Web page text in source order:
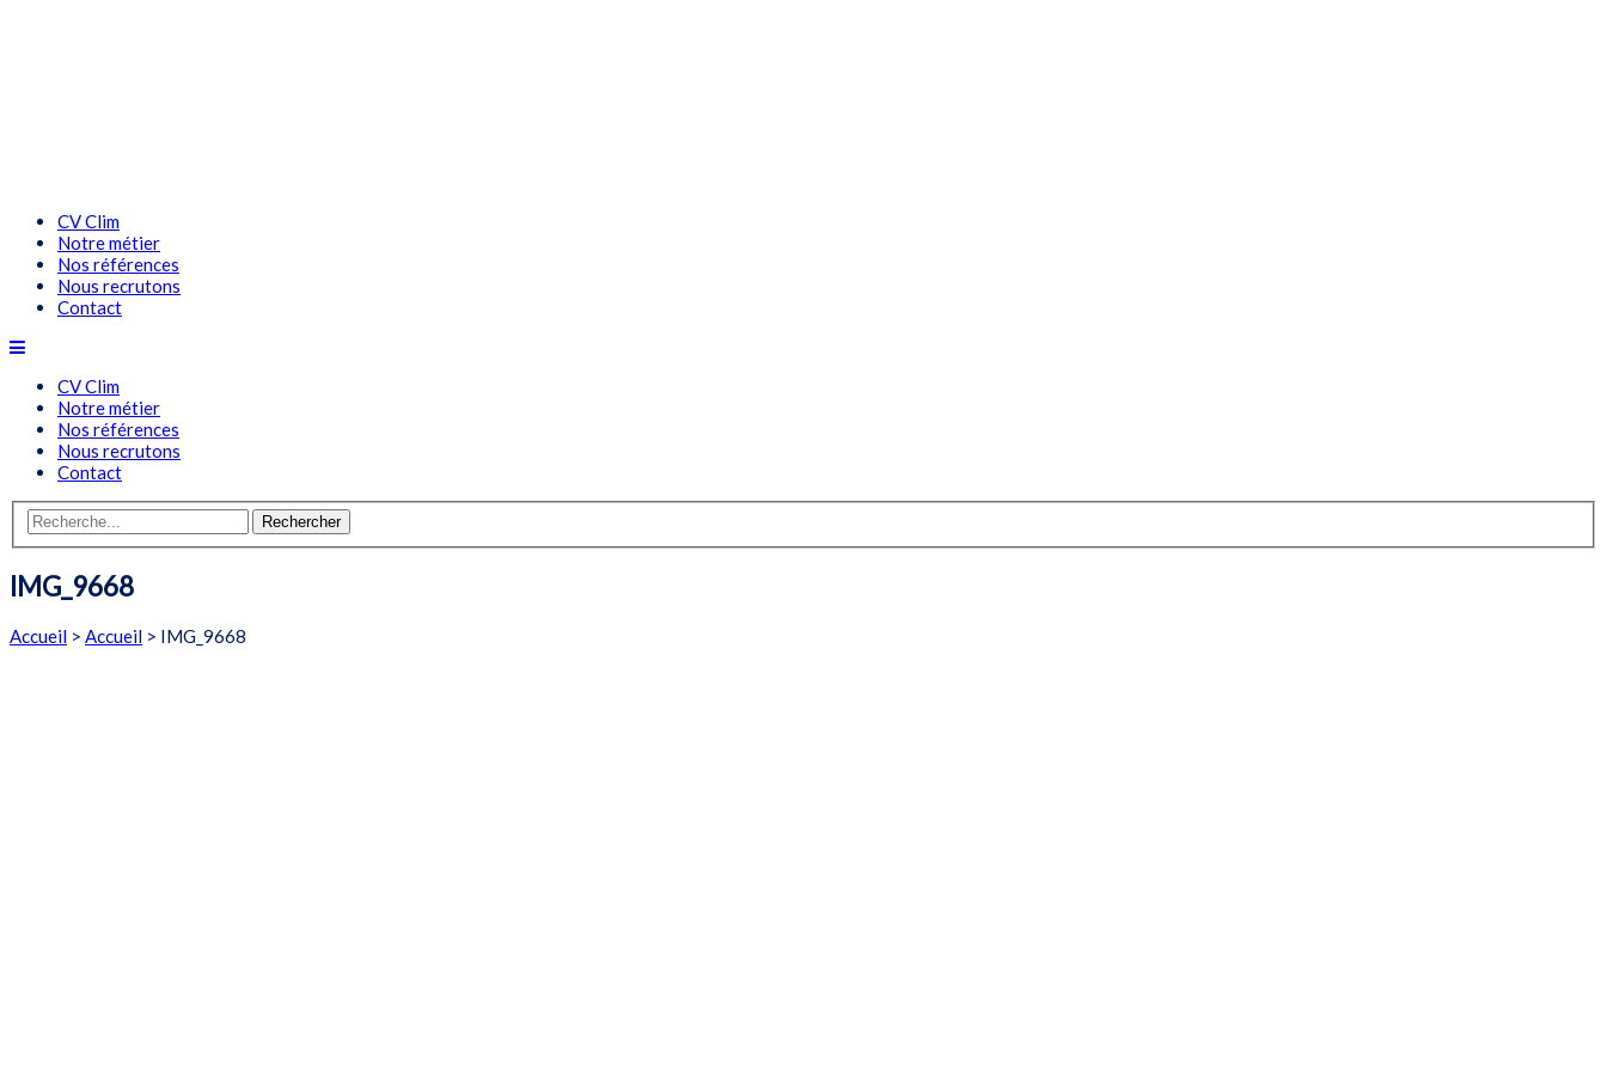
CV Clim
Notre métier
Nos références
Nous recrutons
Contact
CV Clim
Notre métier
Nos références
Nous recrutons
Contact
Rechercher
IMG_9668
Accueil > Accueil > IMG_9668